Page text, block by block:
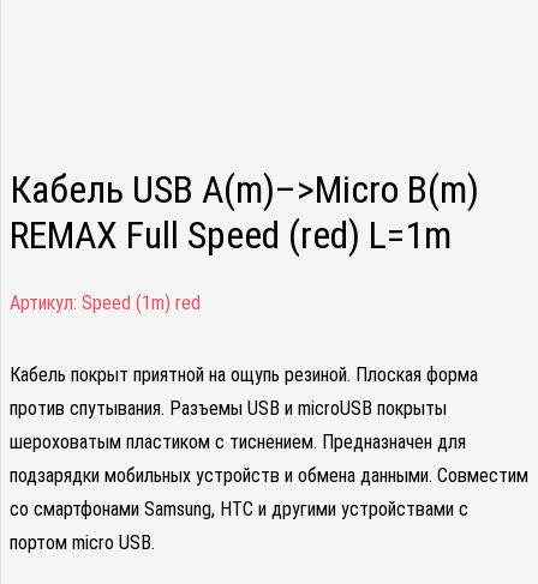
Кабель USB A(m)–>Micro B(m)
REMAX Full Speed (red) L=1m
Артикул: Speed (1m) red
Кабель покрыт приятной на ощупь резиной. Плоская форма
против спутывания. Разъемы USB и microUSB покрыты
шероховатым пластиком с тиснением. Предназначен для
подзарядки мобильных устройств и обмена данными. Совместим
со смартфонами Samsung, HTC и другими устройствами с
портом micro USB.